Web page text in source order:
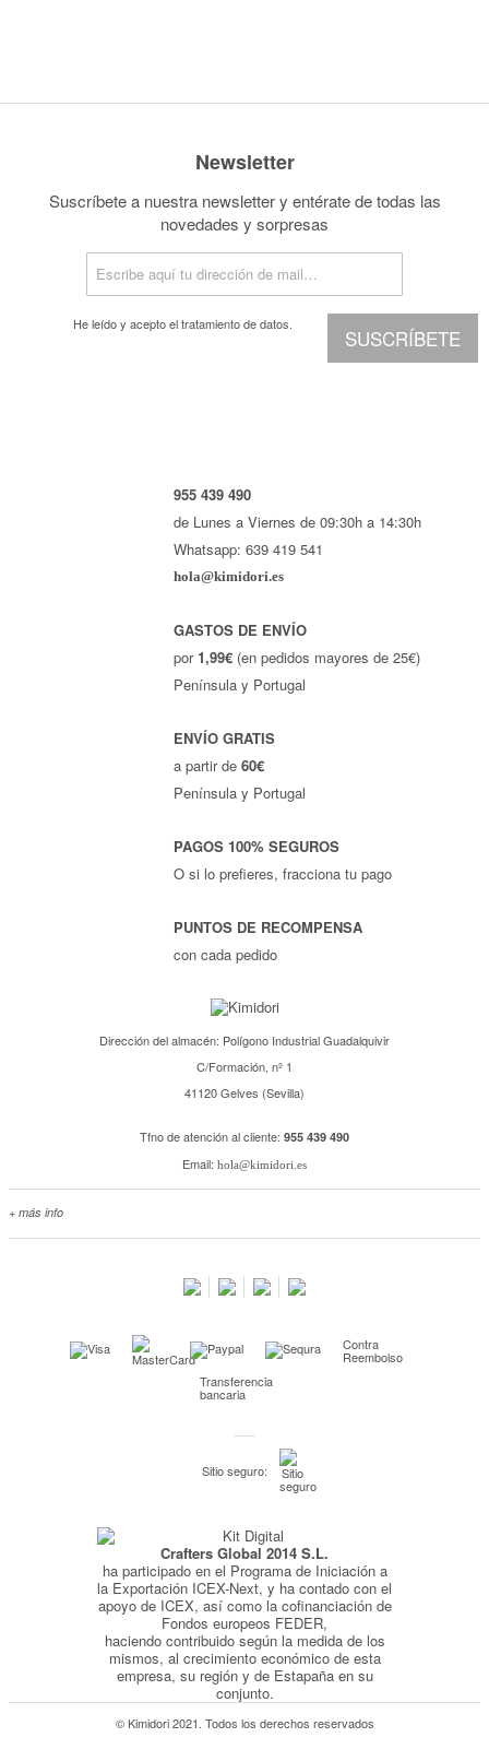
Newsletter
Suscríbete a nuestra newsletter y entérate de todas las
novedades y sorpresas
SUSCRÍBETE
He leído y acepto eltratamiento de datos.
955 439 490
de Lunes a Viernes de 09:30h a 14:30h
Whatsapp: 639 419 541
hola@kimidori.es
GASTOS DE ENVÍO
por 1,99€ (en pedidos mayores de 25€)
Península y Portugal
ENVÍO GRATIS
a partir de60€
Península y Portugal
PAGOS 100% SEGUROS
O si lo prefieres, fracciona tu pago
PUNTOS DE RECOMPENSA
con cada pedido
Dirección del almacén: Polígono Industrial Guadalquivir
C/Formación, nº 1
41120 Gelves (Sevilla)
Tfno de atención al cliente: 955 439 490
Email: hola@kimidori.es
+ más info
Kimidori PRINT, nuestro servicio de impresión de fotos
Pago seguro y financiación
Condiciones generales de Compra
Política de Privacidad
Política de Cookies
Contra
Reembolso
Transferencia
bancaria
Sitio seguro:
Crafters Global 2014 S.L.
ha participado en el Programa de Iniciación a
la Exportación ICEX-Next, y ha contado con el
apoyo de ICEX, así como la cofinanciación de
Fondos europeos FEDER,
haciendo contribuido según la medida de los
mismos, al crecimiento económico de esta
empresa, su región y de Estapaña en su
conjunto.
© Kimidori 2021. Todos los derechos reservados